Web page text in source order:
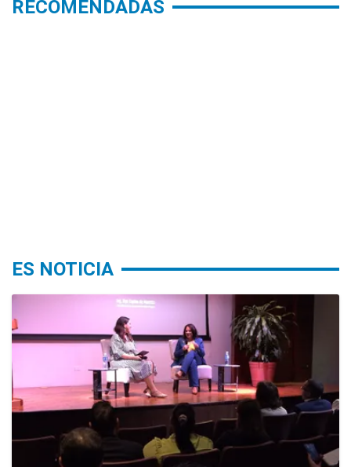
RECOMENDADAS
ES NOTICIA